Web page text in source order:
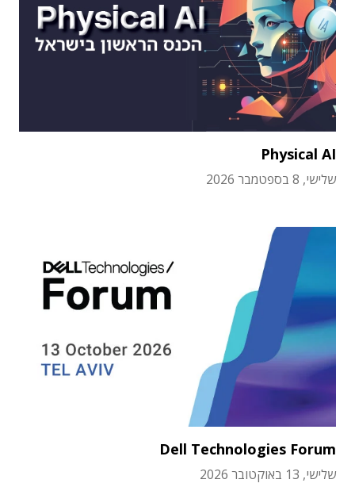
Physical AI
שלישי, 8 בספטמבר 2026
Dell Technologies Forum
שלישי, 13 באוקטובר 2026